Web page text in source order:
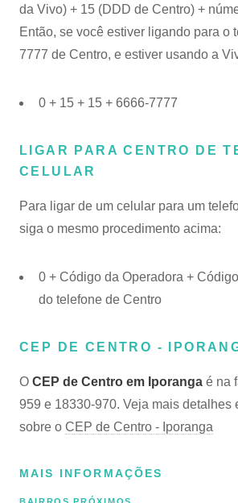
da Vivo) + 15 (DDD de Centro) +
Então, se você estiver ligando para o
7777 de Centro, e estiver usando a
0 + 15 + 15 + 6666-7777
LIGAR PARA CENTRO DE
CELULAR
Para ligar de um celular para um
siga o mesmo procedimento acima:
0 + Código da Operadora +
do telefone de Centro
CEP DE CENTRO -
O CEP de Centro em Iporanga é na
959 e 18330-970. Veja mais detalhes
sobre o CEP de Centro - Iporanga
MAIS INFORMAÇÕES